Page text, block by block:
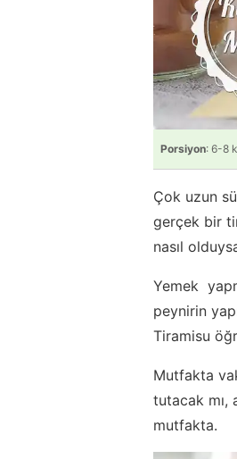
Porsiyon: 6-8
Çok uzun
gerçek bir
nasıl
Yemek
peynirin
Tiramisu
Mutfakta
tutacak mı,
mutfakta.